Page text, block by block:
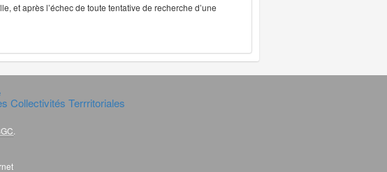
et après l’échec de toute tentative de recherche d’une
Collectivités Terrritoriales